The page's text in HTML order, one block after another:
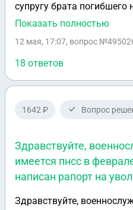
супругу брата
браке в ипотеку, немного
суммы за дом не съеду.
не работает,
мужчинами. К моменту
рублей. Я в банке по
набрала долги за свет ,
мне поступить в это
Показать полностью
12 мая, 17:07, вопрос
18 ответов
1642 ₽ Вопрос
Здравствуйте,
имеется пнсс в
написан рапорт на
Здравствуйте,